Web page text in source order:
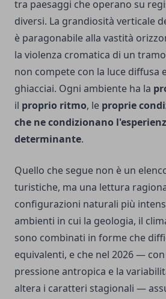
tra paesaggi che operano su
diversi. La grandiosità verticale
è paragonabile alla vastità
la violenza cromatica di un
non compete con la luce diffusa
ghiacciai. Ogni ambiente ha la
il proprio ritmo, le proprie
che ne condizionano
determinante.
Quello che segue non è un
turistiche, ma una lettura
configurazioni naturali più
ambienti in cui la geologia, il
sono combinati in forme che
equivalenti, e che nel 2026 —
pressione antropica e la
altera i caratteri stagionali —